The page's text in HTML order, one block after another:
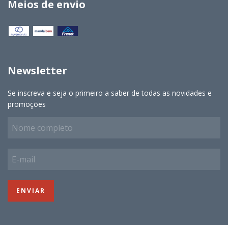
Meios de envio
Newsletter
Se inscreva e seja o primeiro a saber de todas as novidades e
promoções